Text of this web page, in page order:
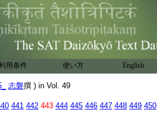
用条件 使い方 English
志磐撰 ) in Vol. 49
441 442 443 444 445 446 447 448 449 450
假中。空即是心假是色。非色非心名曰中。
色心絶處中體現。於一一法體皆具。凡夫心
具即佛具。取著不圓則不具。唯一具字顯
今宗。入此宗者甚希有
與明智法師書 陳 瓘
師。人回伏奉書教。獲審道體安隱無惱。下
妙旨以袪愚＊蔽。深佩提奬之意感徳無